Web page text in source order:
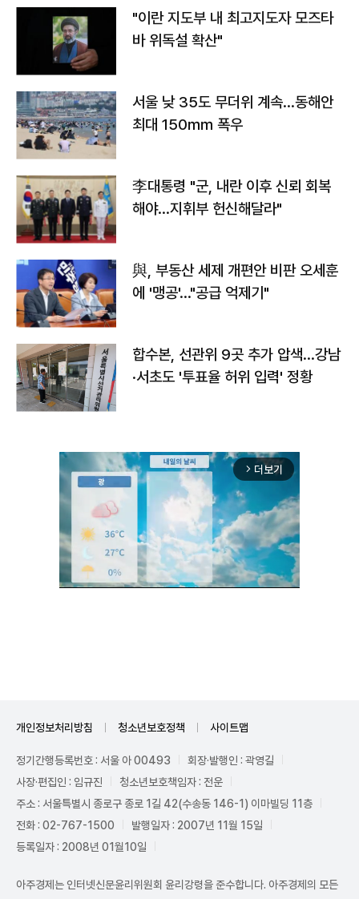
"이란 지도부 내 최고지도자 모즈타
바 위독설 확산"
서울 낮 35도 무더위 계속…동해안
최대 150㎜ 폭우
李대통령 "군, 내란 이후 신뢰 회복
해야…지휘부 헌신해달라"
與, 부동산 세제 개편안 비판 오세훈
에 '맹공'…"공급 억제기"
합수본, 선관위 9곳 추가 압색…강남
·서초도 '투표율 허위 입력' 정황
arrow_forward_ios 더보기
개인정보처리방침 청소년보호정책 사이트맵
정기간행등록번호 : 서울 아 00493
회장·발행인 : 곽영길
사장·편집인 : 임규진
청소년보호책임자 : 전운
주소 : 서울특별시 종로구 종로 1길 42(수송동 146-1) 이마빌딩 11층
전화 : 02-767-1500
발행일자 : 2007년 11월 15일
등록일자 : 2008년 01월10일
아주경제는 인터넷신문윤리위원회 윤리강령을 준수합니다. 아주경제의 모든